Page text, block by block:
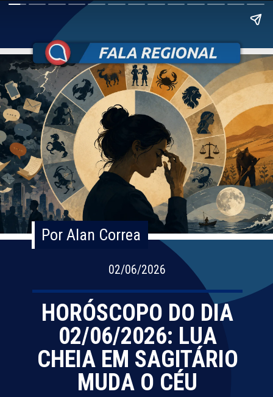
02/06/2026
Por Alan Correa
Por Alan Correa
HORÓSCOPO DO DIA
02/06/2026: LUA
CHEIA EM SAGITÁRIO
MUDA O CÉU